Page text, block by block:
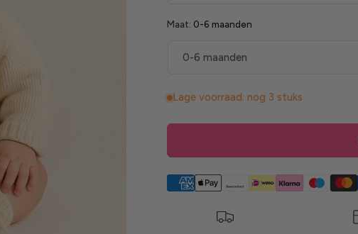
Maat: 0-6 maanden
Lage voorraad: nog 3 stuks